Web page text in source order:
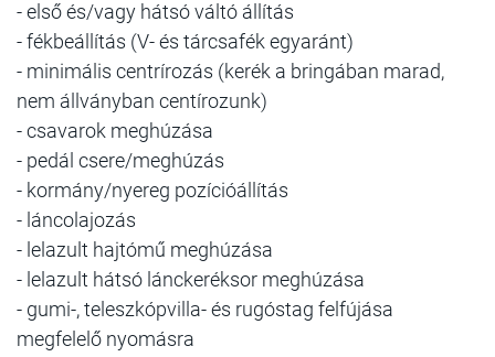
- első és/vagy hátsó váltó állítás
- fékbeállítás (V- és tárcsafék egyaránt)
- minimális centrírozás (kerék a bringában marad,
nem állványban centírozunk)
- csavarok meghúzása
- pedál csere/meghúzás
- kormány/nyereg pozícióállítás
- láncolajozás
- lelazult hajtómű meghúzása
- lelazult hátsó lánckeréksor meghúzása
- gumi-, teleszkópvilla- és rugóstag felfújása
megfelelő nyomásra